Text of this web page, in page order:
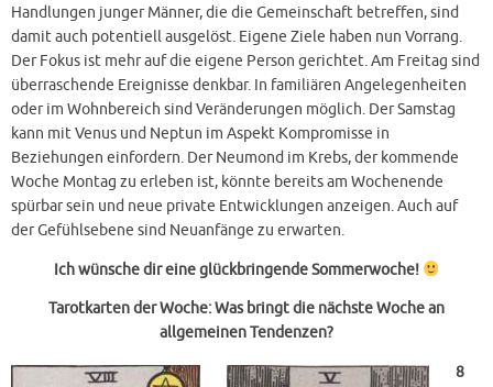
Handlungen junger Männer, die die Gemeinschaft betreffen, sind
damit auch potentiell ausgelöst. Eigene Ziele haben nun Vorrang.
Der Fokus ist mehr auf die eigene Person gerichtet. Am Freitag sind
überraschende Ereignisse denkbar. In familiären Angelegenheiten
oder im Wohnbereich sind Veränderungen möglich. Der Samstag
kann mit Venus und Neptun im Aspekt Kompromisse in
Beziehungen einfordern. Der Neumond im Krebs, der kommende
Woche Montag zu erleben ist, könnte bereits am Wochenende
spürbar sein und neue private Entwicklungen anzeigen. Auch auf
der Gefühlsebene sind Neuanfänge zu erwarten.
Ich wünsche dir eine glückbringende Sommerwoche!
Tarotkarten der Woche: Was bringt die nächste Woche an
allgemeinen Tendenzen?
8